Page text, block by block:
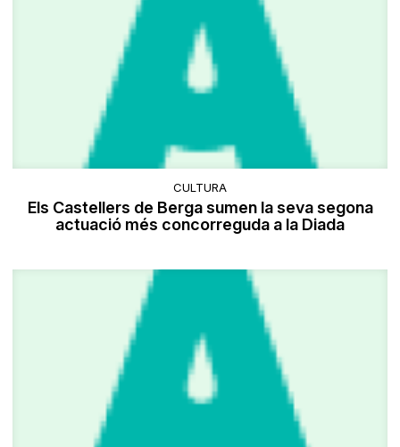
CULTURA
Els Castellers de Berga sumen la seva segona
actuació més concorreguda a la Diada